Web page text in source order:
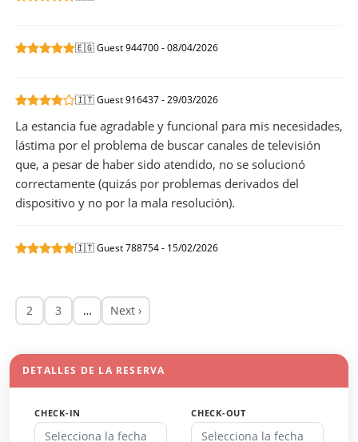
🇪🇬 Guest 944700 - 08/04/2026
🇮🇹 Guest 916437 - 29/03/2026
La estancia fue agradable y funcional para mis necesidades,
lástima por el problema de buscar canales de televisión
que, a pesar de haber sido atendido, no se solucionó
correctamente (quizás por problemas derivados del
dispositivo y no por la mala resolución).
🇮🇹 Guest 788754 - 15/02/2026
2 3 … Next ›
DETALLES DE LA RESERVA
CHECK-IN CHECK-OUT